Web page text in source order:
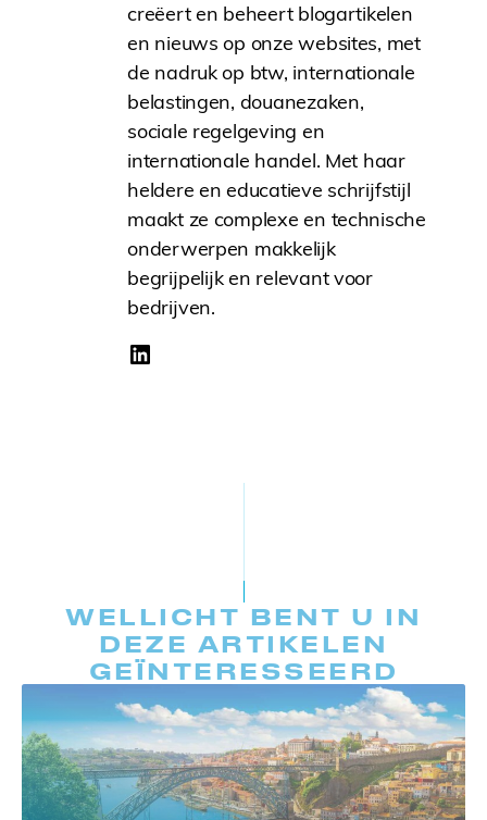
creëert en beheert blogartikelen
en nieuws op onze websites, met
de nadruk op btw, internationale
belastingen, douanezaken,
sociale regelgeving en
internationale handel. Met haar
heldere en educatieve schrijfstijl
maakt ze complexe en technische
onderwerpen makkelijk
begrijpelijk en relevant voor
bedrijven.
WELLICHT BENT U IN
DEZE ARTIKELEN
GEÏNTERESSEERD